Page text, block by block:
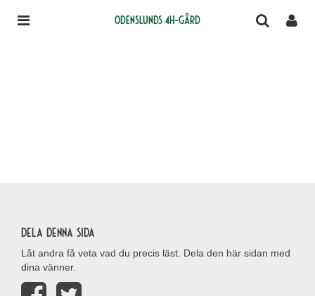
Odenslunds 4H-gård
Dela denna sida
Låt andra få veta vad du precis läst. Dela den här sidan med
dina vänner.